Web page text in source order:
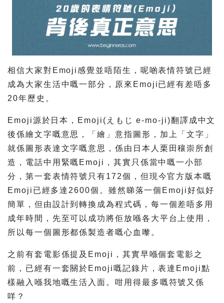
相信大家對Emoji感覺並唔陌生，呢啲表情符號已經
成為大家生活中嘅一部分，原來Emoji已經有差唔多
20年歷史。
Emoji源於日本，Emoji(えもじ e-mo-ji)翻譯成中文
後係繪文字嘅意思，「繪」意指圖形，加上「文字」
就係圖形表達文字嘅意思，係由日本人栗田穰崇所創
造，電話中用緊嘅Emoji，其實只係當中嘅一小部
分，第一套表情符號只有172個，但現今官方版本嘅
Emoji已經多達2600個。雖然睇落一個Emoji好似好
簡單，但由設計到轉換成為程式碼，每一個差唔多用
成年時間，先至可以成功將佢放喺各大平台上使用，
所以每一個圖形都係製造者嘅心血嚟。
之前有套電影係提及Emoji，其實早喺個套電影之
前，已經有一套關於Emoji嘅記錄片，表達Emoji點
樣融入喺我地嘅生活入面。咁用得最多嘅符號又係
咩？